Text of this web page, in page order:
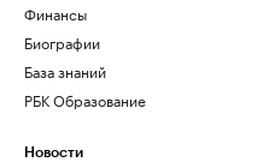
Финансы
Биографии
База знаний
РБК Образование
Новости